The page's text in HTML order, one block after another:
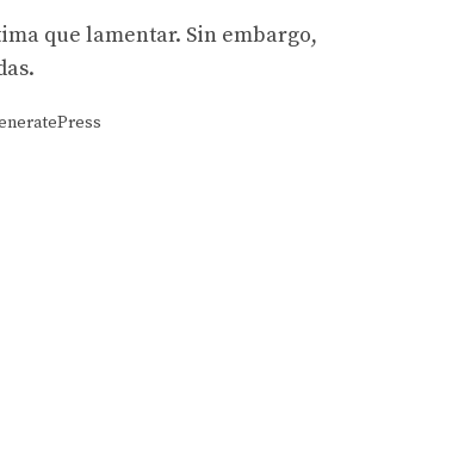
que lamentar. Sin embargo,